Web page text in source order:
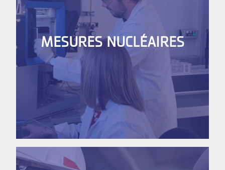
MESURES NUCLÉAIRES